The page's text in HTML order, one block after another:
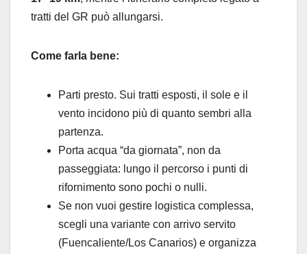
tratti del GR può allungarsi.
Come farla bene:
Parti presto. Sui tratti esposti, il sole e il
vento incidono più di quanto sembri alla
partenza.
Porta acqua “da giornata”, non da
passeggiata: lungo il percorso i punti di
rifornimento sono pochi o nulli.
Se non vuoi gestire logistica complessa,
scegli una variante con arrivo servito
(Fuencaliente/Los Canarios) e organizza